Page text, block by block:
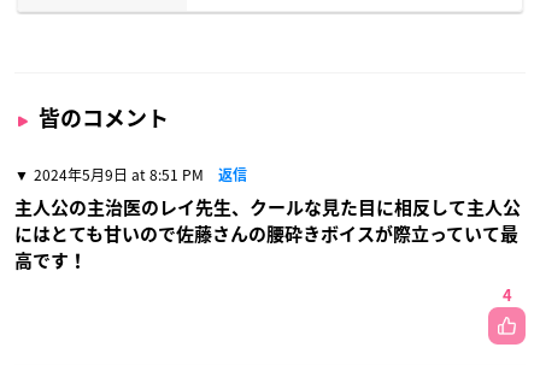
皆のコメント
2024年5月9日 at 8:51 PM 返信
主人公の主治医のレイ先生、クールな見た目に相反して主人公
にはとても甘いので佐藤さんの腰砕きボイスが際立っていて最
高です！
4